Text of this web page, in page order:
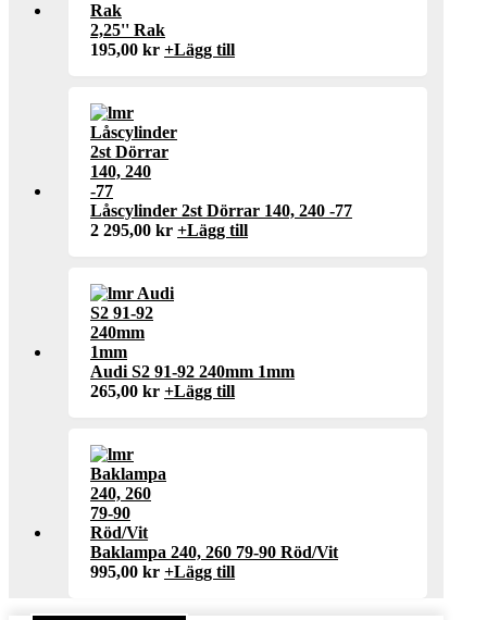
2,25'' Rak
195,00 kr +Lägg till
Låscylinder 2st Dörrar 140, 240 -77
2 295,00 kr +Lägg till
Audi S2 91-92 240mm 1mm
265,00 kr +Lägg till
Baklampa 240, 260 79-90 Röd/Vit
995,00 kr +Lägg till